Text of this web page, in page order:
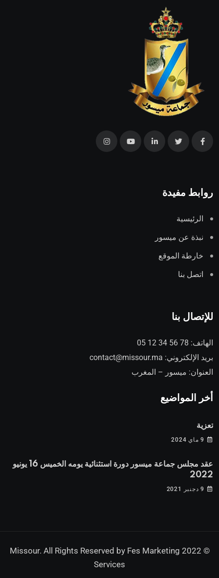
روابط مفيدة
الرئيسية
نبذة عن ميسور
خارطة الموقع
اتصل بنا
للإتصال بنا
الهاتف: 78 56 34 12 05
بريد الإلكتروني: contact@missour.ma
العنوان: ميسور – المغرب
أخر المواضيع
تعزية
9 ماي 2024
عقد مجلس جماعة ميسور دورة استثنائية يومه الخميس 16 يونيو
2022
9 دجنبر 2021
© 2022 Missour. All Rights Reserved by
Fes Marketing
Services